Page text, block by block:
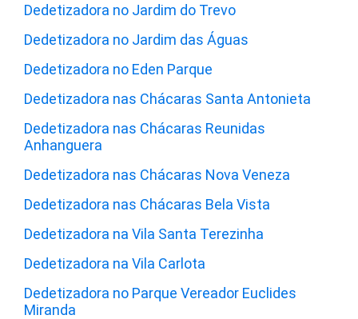
Dedetizadora no Jardim do Trevo
Dedetizadora no Jardim das Águas
Dedetizadora no Eden Parque
Dedetizadora nas Chácaras Santa Antonieta
Dedetizadora nas Chácaras Reunidas
Anhanguera
Dedetizadora nas Chácaras Nova Veneza
Dedetizadora nas Chácaras Bela Vista
Dedetizadora na Vila Santa Terezinha
Dedetizadora na Vila Carlota
Dedetizadora no Parque Vereador Euclides
Miranda